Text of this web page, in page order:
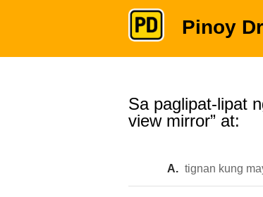
Pinoy
Sa paglipat-lipat
view mirror” at:
A. tignan kung